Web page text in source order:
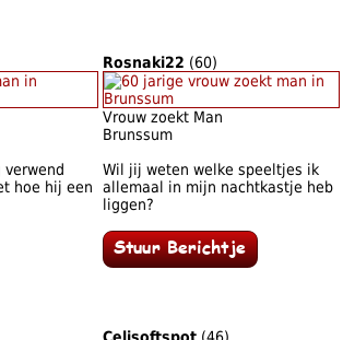
verwend
hoe hij een
Rosnaki22 (60)
Vrouw zoekt Man
Brunssum
Wil jij weten welke speeltjes ik
allemaal in mijn nachtkastje heb
liggen?